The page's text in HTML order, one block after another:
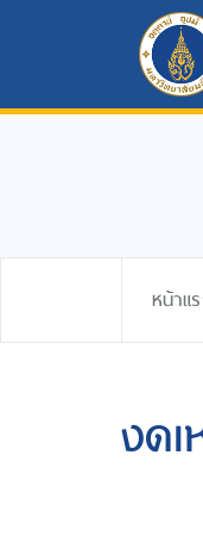
หน้าแ
งดเ